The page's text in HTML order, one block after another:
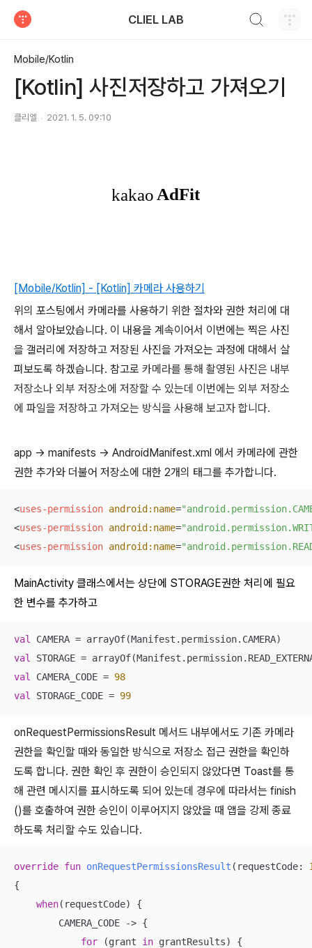
CLIEL LAB
Mobile/Kotlin
[Kotlin] 사진저장하고 가져오기
클리엘 2021. 1. 5. 09:10
[Mobile/Kotlin] - [Kotlin] 카메라 사용하기
위의 포스팅에서 카메라를 사용하기 위한 절차와 권한 처리에 대
해서 알아보았습니다. 이 내용을 계속이어서 이번에는 찍은 사진
을 갤러리에 저장하고 저장된 사진을 가져오는 과정에 대해서 살
펴보도록 하겠습니다. 참고로 카메라를 통해 촬영된 사진은 내부
저장소나 외부 저장소에 저장할 수 있는데 이번에는 외부 저장소
에 파일을 저장하고 가져오는 방식을 사용해 보고자 합니다.
app -> manifests -> AndroidManifest.xml 에서 카메라에 관한
권한 추가와 더불어 저장소에 대한 2개의 태그를 추가합니다.
<uses-permission android:name=
<uses-permission android:name=
<uses-permission android:name=
MainActivity 클래스에서는 상단에 STORAGE권한 처리에 필요
한 변수를 추가하고
val
val
val
CAMERA_CODE = 98
val
STORAGE_CODE = 99
onRequestPermissionsResult 메서드 내부에서도 기존 카메라
권한을 확인할 때와 동일한 방식으로 저장소 접근 권한을 확인하
도록 합니다. 권한 확인 후 권한이 승인되지 않았다면 Toast를 통
해 관련 메시지를 표시하도록 되어 있는데 경우에 따라서는 finish
()를 호출하여 권한 승인이 이루어지지 않았을 때 앱을 강제 종료
하도록 처리할 수도 있습니다.
override fun onRequestPermissionsResult (requestCode:
{
when(requestCode) {
        CAMERA_CODE -> {
for (grant in grantResults) {